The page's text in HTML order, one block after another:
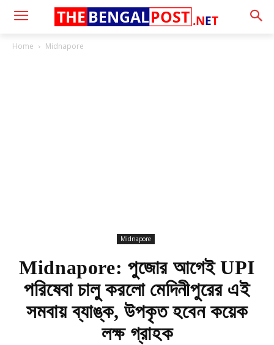
.NET
THE BENGALPOST
Home Midnapore
Midnapore
Midnapore: পুজোর আগেই UPI
পরিষেবা চালু করলো মেদিনীপুরের এই
সমবায় ব্যাঙ্ক, উপকৃত হবেন কয়েক
লক্ষ গ্রাহক